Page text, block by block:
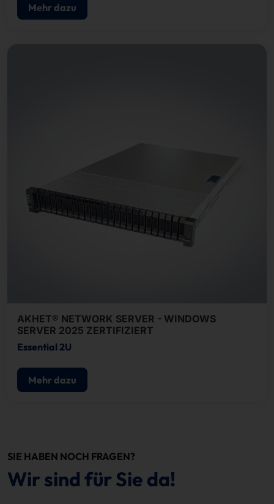
Mehr dazu
AKHET® NETWORK SERVER - WINDOWS
SERVER 2025 ZERTIFIZIERT
Essential 2U
Mehr dazu
SIE HABEN NOCH FRAGEN?
Wir sind für Sie da!